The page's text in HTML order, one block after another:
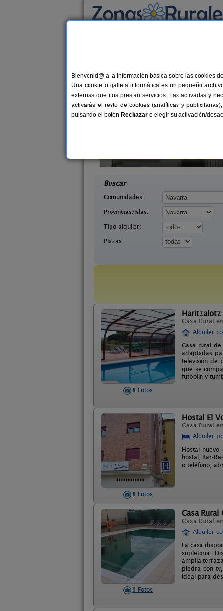
Casas Rurales cerca
36 €
Buscar
Comunidades:
Provincias/Islas:
Tipo alquiler:
Plazas:
8 Fotos
Haritzalotz
Casa Rural en
Alquiler
Casa rural
adaptadas
televisión de
que se
futbolin y
8 Fotos
Hostal El
Casa Rural en
Alquiler
Hostal
hostal, Bar-
o teléfono,
8 Fotos
Casa Rural
Casa Rural en
Alquiler
La casa
supletoria.
amplia
piedra con
ideal para
Bienvenid@ a la información básica sobre las cookies
Una cookie o galleta informática es un pequeño
externas que nos prestan servicios. Las activadas y
activarás el resto de cookies (analíticas y
pulsando el botón Rechazar o elegir su activación/